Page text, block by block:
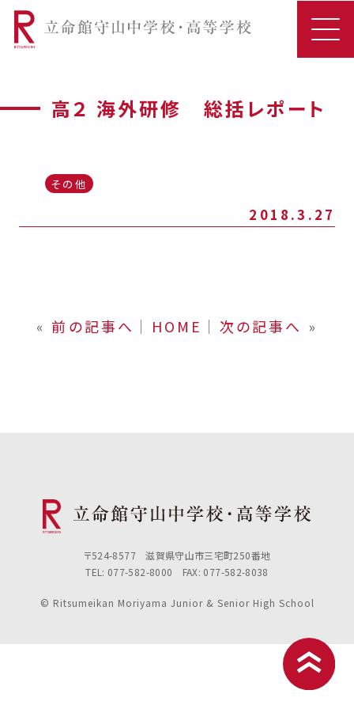
高２ 海外研修 総括レポート
その他
2018.3.27
« 前の記事へ │ HOME │ 次の記事へ »
〒524-8577 滋賀県守山市三宅町250番地
TEL: 077-582-8000 FAX: 077-582-8038
© Ritsumeikan Moriyama Junior & Senior High School